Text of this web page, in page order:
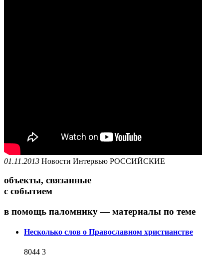
01.11.2013 Новости Интервью РОССИЙСКИЕ
объекты, связанные
с событием
в помощь паломнику — материалы по теме
Несколько слов о Православном христианстве
8044 3